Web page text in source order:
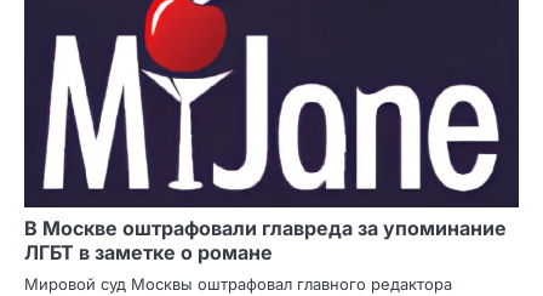
В Москве оштрафовали главреда за упоминание
ЛГБТ в заметке о романе
Мировой суд Москвы оштрафовал главного редактора